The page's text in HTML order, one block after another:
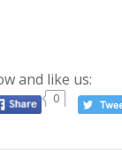
and like us:
0